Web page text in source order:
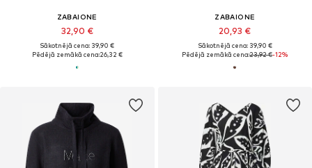
ZABAIONE
32,90 €
Sākotnējā cena: 39,90 €
Pēdējā zemākā cena:26,32 €
ZABAIONE
20,93 €
Sākotnējā cena: 39,90 €
Pēdējā zemākā cena:23,92 €-12%